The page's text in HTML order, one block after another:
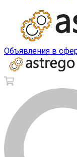
Объявления в